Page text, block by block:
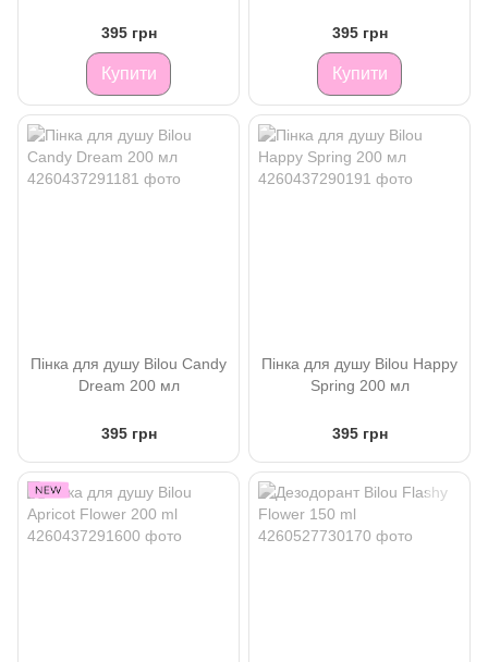
395 грн
Купити
395 грн
Купити
Пінка для душу Bilou Candy
Dream 200 мл
395 грн
Пінка для душу Bilou Happy
Spring 200 мл
395 грн